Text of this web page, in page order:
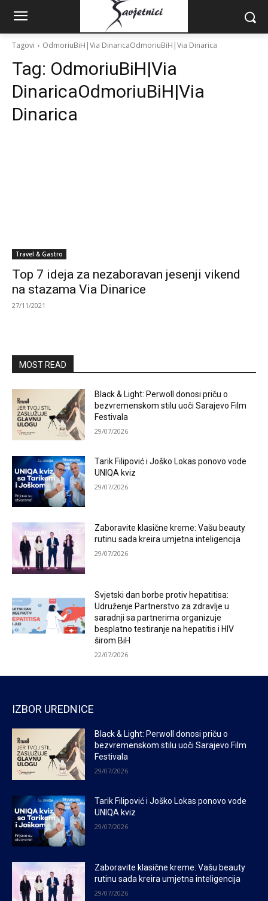
Tagovi OdmoriuBiH|Via DinaricaOdmoriuBiH|Via Dinarica
Tag: OdmoriuBiH|Via
DinaricaOdmoriuBiH|Via
Dinarica
Travel & Gastro
Top 7 ideja za nezaboravan jesenji vikend
na stazama Via Dinarice
27/11/2021
MOST READ
Black & Light: Perwoll donosi priču o
bezvremenskom stilu uoči Sarajevo Film
Festivala
29/07/2026
Tarik Filipović i Joško Lokas ponovo vode
UNIQA kviz
29/07/2026
Zaboravite klasične kreme: Vašu beauty
rutinu sada kreira umjetna inteligencija
29/07/2026
Svjetski dan borbe protiv hepatitisa:
Udruženje Partnerstvo za zdravlje u
saradnji sa partnerima organizuje
besplatno testiranje na hepatitis i HIV
širom BiH
22/07/2026
IZBOR UREDNICE
Black & Light: Perwoll donosi priču o
bezvremenskom stilu uoči Sarajevo Film
Festivala
29/07/2026
Tarik Filipović i Joško Lokas ponovo vode
UNIQA kviz
29/07/2026
Zaboravite klasične kreme: Vašu beauty
rutinu sada kreira umjetna inteligencija
29/07/2026